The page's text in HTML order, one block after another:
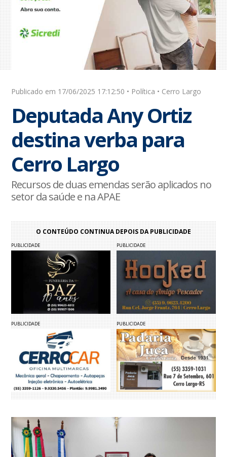
Publicado em 17/06/2025 17:12:50 • Política • Cerro Largo
Deputada Any Ortiz
destina verba para
Cerro Largo
Recursos de duas emendas serão aplicados no
setor da saúde e na APAE
O CONTEÚDO CONTINUA DEPOIS DA PUBLICIDADE
PUBLICIDADE PUBLICIDADE
PUBLICIDADE PUBLICIDADE